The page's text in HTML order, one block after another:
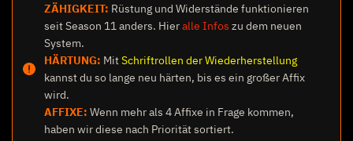
Wildheit
ZÄHIGKEIT: Rüstung und Widerstände funktionieren
seit Season 11 anders. Hieralle Infos zu dem neuen
System.
HÄRTUNG: MitSchriftrollen der Wiederherstellung
kannst du so lange neu härten, bis es ein großer Affix
wird.
AFFIXE: Wenn mehr als 4 Affixe in Frage kommen,
haben wir diese nach Priorität sortiert.